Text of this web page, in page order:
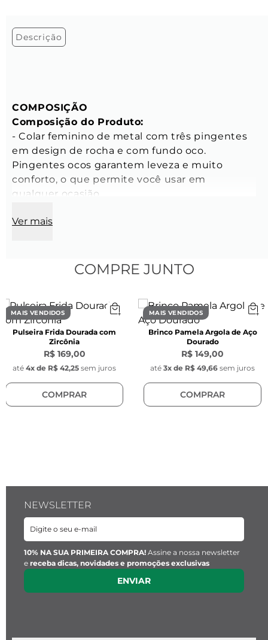
Descrição
COMPOSIÇÃO
Composição do Produto:
- Colar feminino de metal com três pingentes
em design de rocha e com fundo oco.
Pingentes ocos garantem leveza e muito
conforto, o que permite você usar em
qualquer ocasião.
- Tamanho: Ajustável, de 39 cm a 45 cm de
partir do ombro (*de acordo com largura do
- Processo: Galvânico
CARACTERÍSTICAS
Características da Corrente:
- Espessura: 1 mm
- Cor: Dourado
- Modelo: Veneziana
- Corrente extensora com 1 mm de espessura
- Cores: Dourado
- Modelo: Formatos de rocha
- Material: Liga metálica
- Posição: Móvel (não é fixo na corrente)
O processo galvânico é um processo químico
de revestimento metálico homogêneo que
Ver mais
COMPRE JUNTO
MAIS VENDIDOS
Pulseira Frida Dourada com
Zircônia
R$ 169,00
até 4x de R$ 42,25 sem juros
COMPRAR
MAIS VENDIDOS
Brinco Pamela Argola de Aço
Dourado
R$ 149,00
até 3x de R$ 49,66 sem juros
COMPRAR
NEWSLETTER
10% NA SUA PRIMEIRA COMPRA! Assine a nossa newsletter
e receba dicas, novidades e promoções exclusivas
ENVIAR